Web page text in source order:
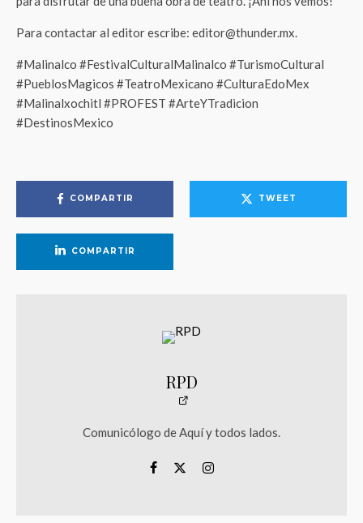
Para contactar al editor escribe: editor@thunder.mx.
#Malinalco #FestivalCulturalMalinalco #TurismoCultural
#PueblosMagicos #TeatroMexicano #CulturaEdoMex
#Malinalxochitl #PROFEST #ArteYTradicion
#DestinosMexico
COMPARTIR TWEET
COMPARTIR
RPD
Comunicólogo de Aquí y todos lados.